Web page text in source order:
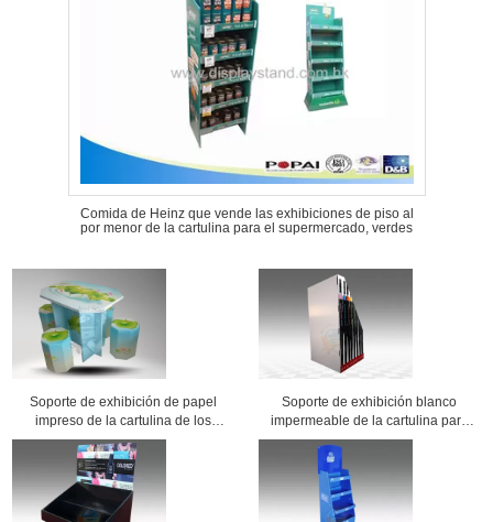
Comida de Heinz que vende las exhibiciones de piso al
por menor de la cartulina para el supermercado, verdes
Soporte de exhibición de papel
impreso de la cartulina de los
muebles para la promoción de la
tabla con la laminación brillante
Soporte de exhibición blanco
impermeable de la cartulina para
la promoción del paraguas